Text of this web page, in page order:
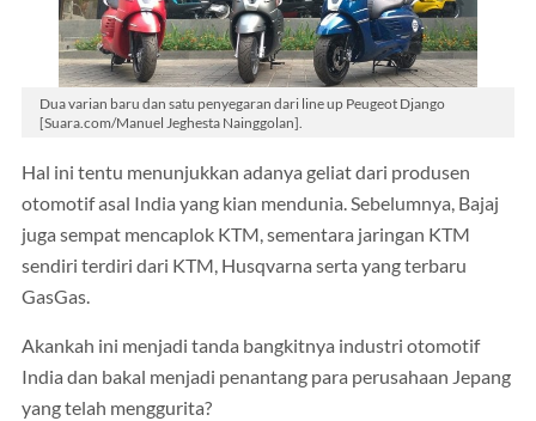
Dua varian baru dan satu penyegaran dari line up Peugeot Django
[Suara.com/Manuel Jeghesta Nainggolan].
Hal ini tentu menunjukkan adanya geliat dari produsen
otomotif asal India yang kian mendunia. Sebelumnya, Bajaj
juga sempat mencaplok KTM, sementara jaringan KTM
sendiri terdiri dari KTM, Husqvarna serta yang terbaru
GasGas.
Akankah ini menjadi tanda bangkitnya industri otomotif
India dan bakal menjadi penantang para perusahaan Jepang
yang telah menggurita?